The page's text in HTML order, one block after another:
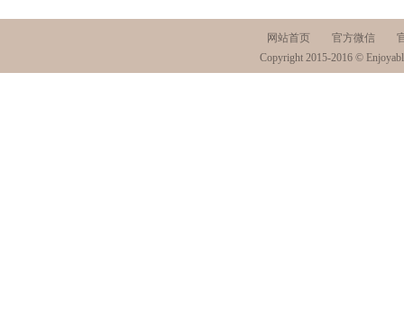
网站首页 官方微信
Copyright 2015-2016 ©